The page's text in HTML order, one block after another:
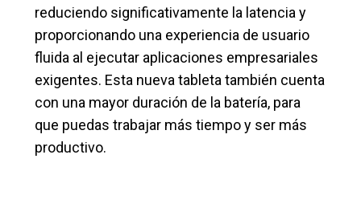
reduciendo significativamente la latencia y
proporcionando una experiencia de usuario
fluida al ejecutar aplicaciones empresariales
exigentes. Esta nueva tableta también cuenta
con una mayor duración de la batería, para
que puedas trabajar más tiempo y ser más
productivo.